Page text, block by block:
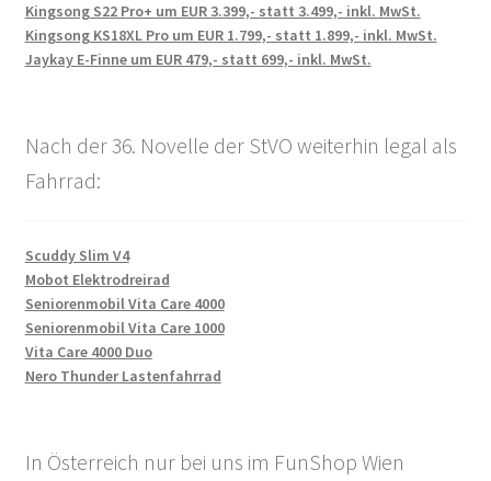
Kingsong S22 Pro+ um EUR 3.399,- statt 3.499,- inkl. MwSt.
Kingsong KS18XL Pro um EUR 1.799,- statt 1.899,- inkl. MwSt.
Jaykay E-Finne um EUR 479,- statt 699,- inkl. MwSt.
Nach der 36. Novelle der StVO weiterhin legal als
Fahrrad:
Scuddy Slim V4
Mobot Elektrodreirad
Seniorenmobil Vita Care 4000
Seniorenmobil Vita Care 1000
Vita Care 4000 Duo
Nero Thunder Lastenfahrrad
In Österreich nur bei uns im FunShop Wien